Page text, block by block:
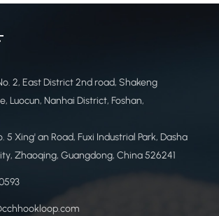
2, East District 2nd road, Shakeng
Luocun, Nanhai District, Foshan,
5 Xing' an Road, Fuxi Industrial Park, Dasha
Zhaoqing, Guangdong, China 526241